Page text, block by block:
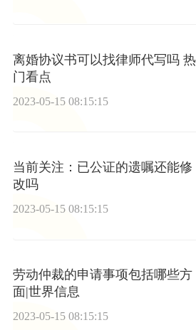
离婚协议书可以找律师代写吗 热
门看点
2023-05-15 08:15:15
当前关注：已公证的遗嘱还能修
改吗
2023-05-15 08:15:15
劳动仲裁的申请事项包括哪些方
面|世界信息
2023-05-15 08:15:15